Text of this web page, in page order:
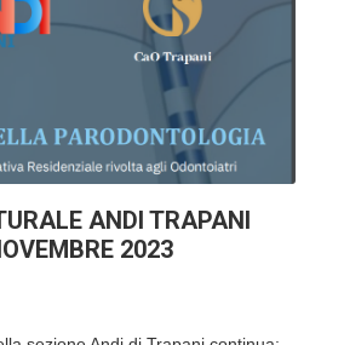
ANDI TRAPANI
2023